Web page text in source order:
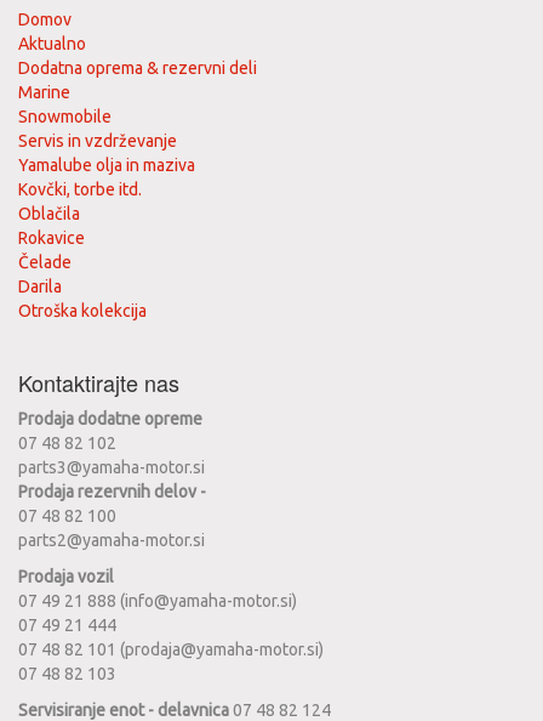
Domov
Aktualno
Dodatna oprema & rezervni deli
Marine
Snowmobile
Servis in vzdrževanje
Yamalube olja in maziva
Kovčki, torbe itd.
Oblačila
Rokavice
Čelade
Darila
Otroška kolekcija
Kontaktirajte nas
Prodaja dodatne opreme
07 48 82 102
parts3@yamaha-motor.si
Prodaja rezervnih delov -
07 48 82 100
parts2@yamaha-motor.si
Prodaja vozil
07 49 21 888 (info@yamaha-motor.si)
07 49 21 444
07 48 82 101 (prodaja@yamaha-motor.si)
07 48 82 103
Servisiranje enot - delavnica07 48 82 124